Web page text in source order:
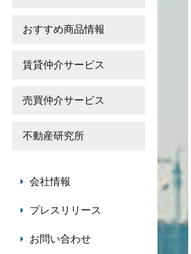
おすすめ商品情報
賃貸仲介サービス
売買仲介サービス
不動産研究所
会社情報
プレスリリース
お問い合わせ